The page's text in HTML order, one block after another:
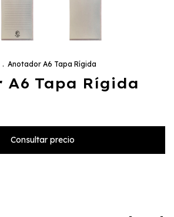
. Anotador A6 Tapa Rígida
Tapa Rígida